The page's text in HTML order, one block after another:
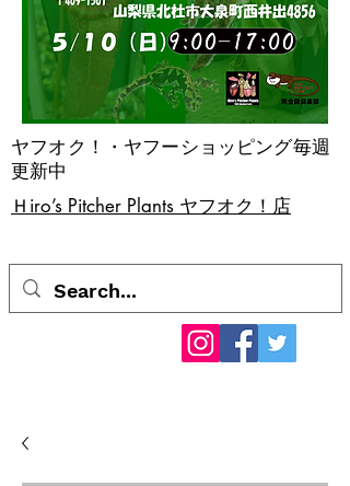
​Ｈiro’s Pitcher Plants ヤフオク！店
ヤフオク！・ヤフーショッピング毎週
更新中